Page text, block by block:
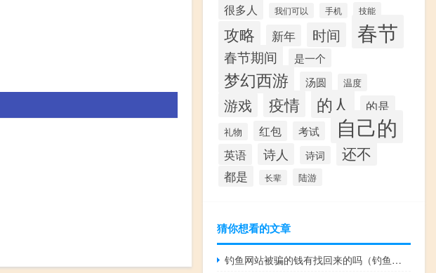
很多人 我们可以 手机 技能
攻略 新年 时间 春节
春节期间 是一个
梦幻西游 汤圆 温度
游戏 疫情 的人 的是
礼物 红包 考试 自己的
英语 诗人 诗词 还不
都是 长辈 陆游
猜你想看的文章
钓鱼网站被骗的钱有找回来的吗（钓鱼网站是什么）